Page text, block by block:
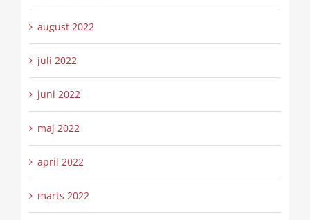
august 2022
juli 2022
juni 2022
maj 2022
april 2022
marts 2022